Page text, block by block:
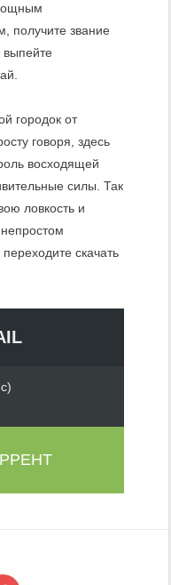
получите звание
выпейте
городок от
говоря, здесь
восходящей
силы. Так
ловкость и
скачать